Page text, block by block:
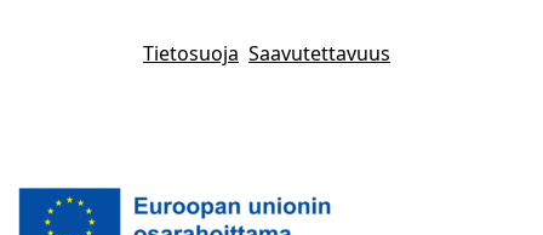
Tietosuoja Saavutettavuus